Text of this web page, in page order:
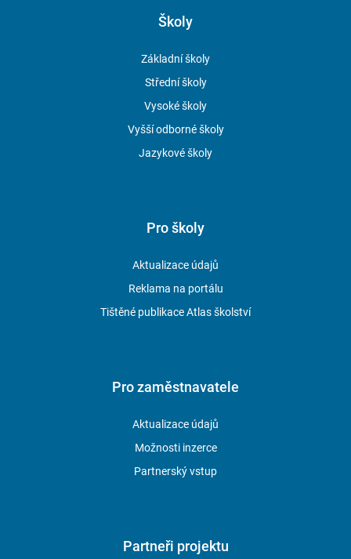
Školy
Základní školy
Střední školy
Vysoké školy
Vyšší odborné školy
Jazykové školy
Pro školy
Aktualizace údajů
Reklama na portálu
Tištěné publikace Atlas školství
Pro zaměstnavatele
Aktualizace údajů
Možnosti inzerce
Partnerský vstup
Partneři projektu